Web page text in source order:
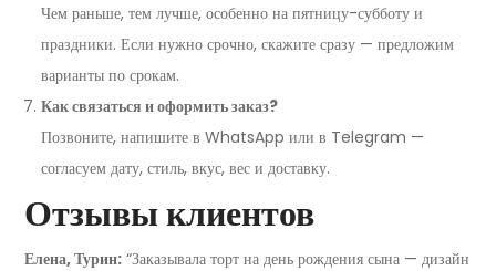
Чем раньше, тем лучше, особенно на пятницу-субботу и
праздники. Если нужно срочно, скажите сразу — предложим
варианты по срокам.
Как связаться и оформить заказ?
Позвоните, напишите в WhatsApp или в Telegram —
согласуем дату, стиль, вкус, вес и доставку.
Отзывы клиентов
Елена, Турин: “Заказывала торт на день рождения сына — дизайн